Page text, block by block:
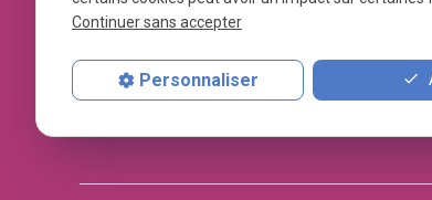
Avocat
Karine
Continuer sans accepter
Personnaliser